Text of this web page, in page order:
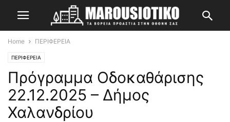
Home ΠΕΡΙΦΕΡΕΙΑ
ΠΕΡΙΦΕΡΕΙΑ
Πρόγραμμα Οδοκαθάρισης
22.12.2025 – Δήμος
Χαλανδρίου